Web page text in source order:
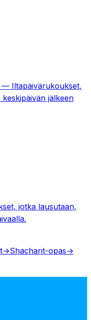
— Iltapäivärukoukset,
jälkeen
jotka lausutaan,
→Shacharit-opas→